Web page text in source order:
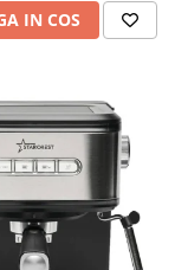
IN COS